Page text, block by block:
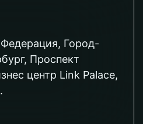
Город-
Проспект
центр Link Palace,